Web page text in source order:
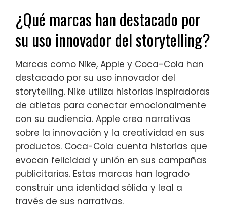
¿Qué marcas han destacado por
su uso innovador del storytelling?
Marcas como Nike, Apple y Coca-Cola han
destacado por su uso innovador del
storytelling. Nike utiliza historias inspiradoras
de atletas para conectar emocionalmente
con su audiencia. Apple crea narrativas
sobre la innovación y la creatividad en sus
productos. Coca-Cola cuenta historias que
evocan felicidad y unión en sus campañas
publicitarias. Estas marcas han logrado
construir una identidad sólida y leal a
través de sus narrativas.